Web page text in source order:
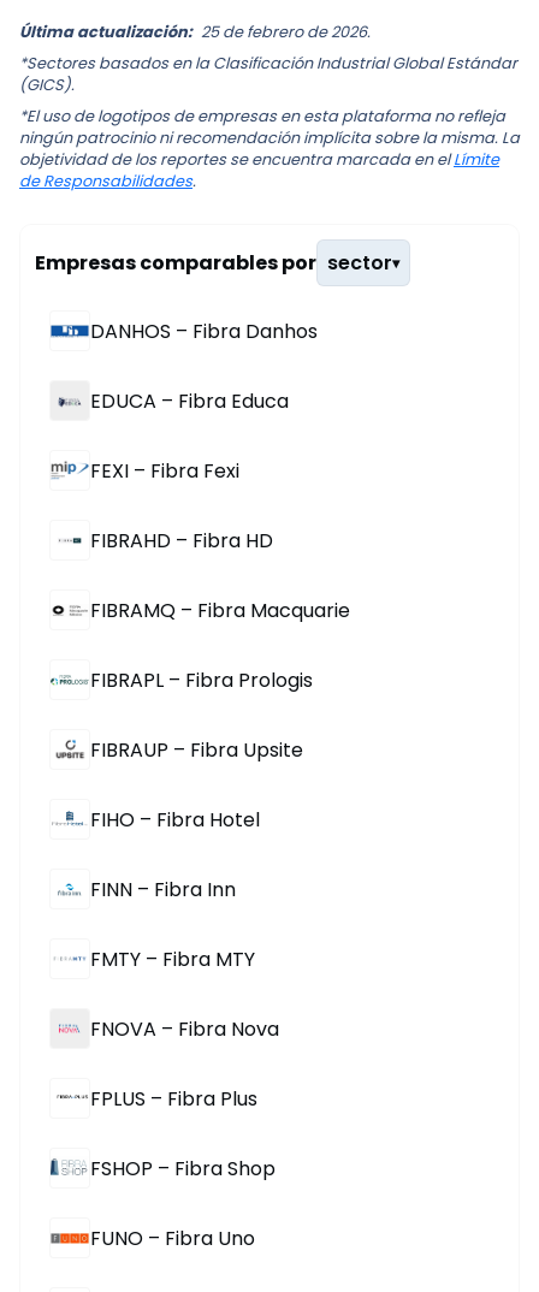
Última actualización: 25 de febrero de 2026.
*Sectores basados en la Clasificación Industrial Global Estándar
(GICS).
*El uso de logotipos de empresas en esta plataforma no refleja
ningún patrocinio ni recomendación implícita sobre la misma. La
objetividad de los reportes se encuentra marcada en elLímite
de Responsabilidades.
Empresas comparables por sector▾
DANHOS – Fibra Danhos
EDUCA – Fibra Educa
FEXI – Fibra Fexi
FIBRAHD – Fibra HD
FIBRAMQ – Fibra Macquarie
FIBRAPL – Fibra Prologis
FIBRAUP – Fibra Upsite
FIHO – Fibra Hotel
FINN – Fibra Inn
FMTY – Fibra MTY
FNOVA – Fibra Nova
FPLUS – Fibra Plus
FSHOP – Fibra Shop
FUNO – Fibra Uno